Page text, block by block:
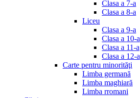
Clasa a 7-a
Clasa a 8-a
Liceu
Clasa a 9-a
Clasa a 10-a
Clasa a 11-a
Clasa a 12-a
Carte pentru minorităţi
Limba germană
Limba maghiară
Limba rromani